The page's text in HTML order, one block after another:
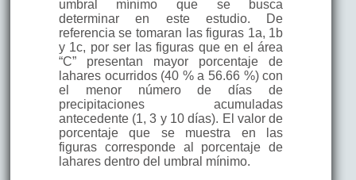
umbral mínimo que se busca
determinar en este estudio. De
referencia se tomaran las figuras 1a, 1b
y 1c, por ser las figuras que en el área
“C” presentan mayor porcentaje de
lahares ocurridos (40 % a 56.66 %) con
el menor número de días de
precipitaciones acumuladas
antecedente (1, 3 y 10 días). El valor de
porcentaje que se muestra en las
figuras corresponde al porcentaje de
lahares dentro del umbral mínimo.